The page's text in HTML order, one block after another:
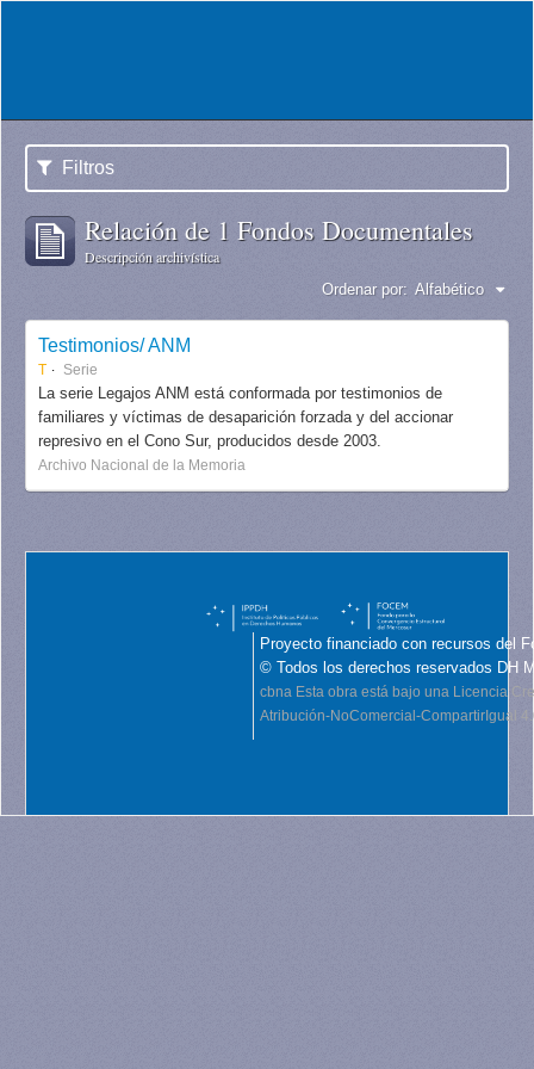
Filtros
Relación de 1 Fondos Documentales
Descripción archivística
Ordenar por: Alfabético
Testimonios/ ANM
T Serie
La serie Legajos ANM está conformada por testimonios de
familiares y víctimas de desaparición forzada y del accionar
represivo en el Cono Sur, producidos desde 2003.
Archivo Nacional de la Memoria
Proyecto financiado con recursos del
© Todos los derechos reservados DH
cbna Esta obra está bajo una Licencia
Atribución-NoComercial-CompartirIgual